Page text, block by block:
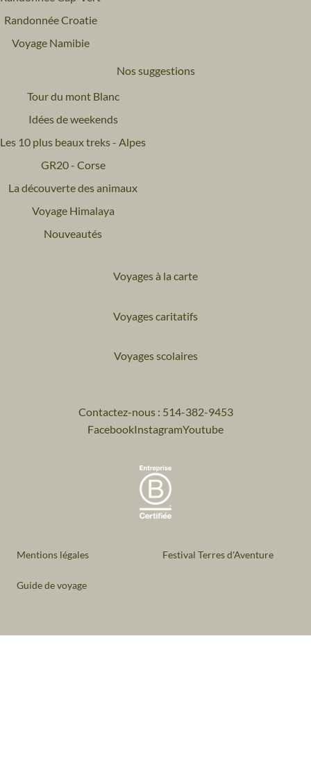
Randonnée Croatie
Voyage Namibie
Nos suggestions
Tour du mont Blanc
Idées de weekends
Les 10 plus beaux treks - Alpes
GR20 - Corse
La découverte des animaux
Voyage Himalaya
Nouveautés
Voyages à la carte
Voyages caritatifs
Voyages scolaires
Contactez-nous : 514-382-9453
FacebookInstagramYoutube
Mentions légales Festival Terres d'Aventure
Guide de voyage